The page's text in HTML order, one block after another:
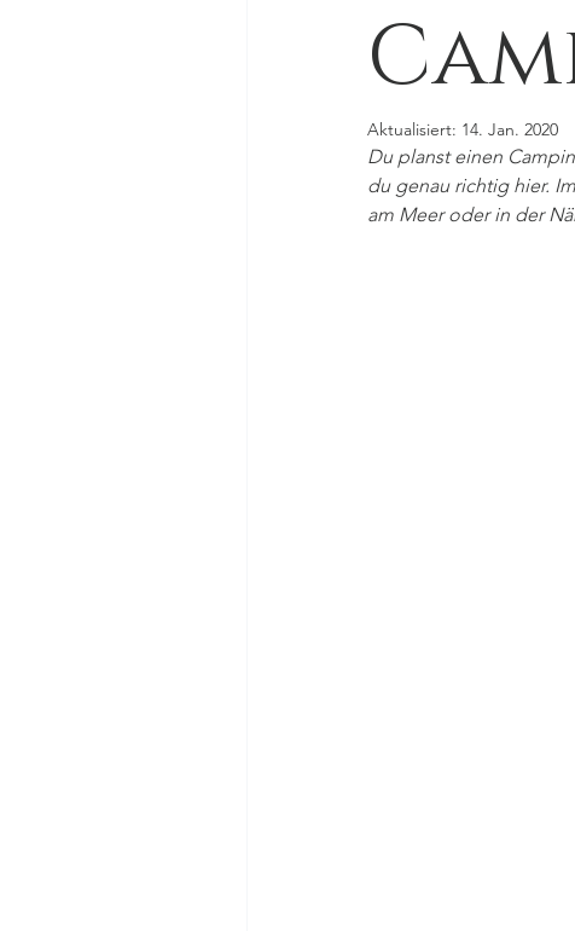
Aktualisiert: 14. Jan. 2020
Du planst einen
du genau richtig hier.
am Meer oder in der